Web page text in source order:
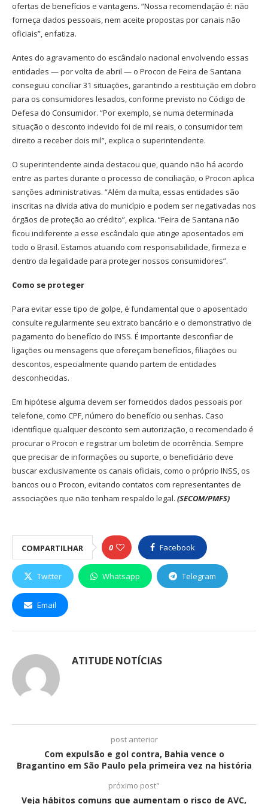
ofertas de benefícios e vantagens. “Nossa recomendação é: não
forneça dados pessoais, nem aceite propostas por canais não
oficiais”, enfatiza.
Antes do agravamento do escândalo nacional envolvendo essas
entidades — por volta de abril — o Procon de Feira de Santana
conseguiu conciliar 31 situações, garantindo a restituição em dobro
para os consumidores lesados, conforme previsto no Código de
Defesa do Consumidor. “Por exemplo, se numa determinada
situação o desconto indevido foi de mil reais, o consumidor tem
direito a receber dois mil”, explica o superintendente.
O superintendente ainda destacou que, quando não há acordo
entre as partes durante o processo de conciliação, o Procon aplica
sanções administrativas. “Além da multa, essas entidades são
inscritas na dívida ativa do município e podem ser negativadas nos
órgãos de proteção ao crédito”, explica. “Feira de Santana não
ficou indiferente a esse escândalo que atinge aposentados em
todo o Brasil. Estamos atuando com responsabilidade, firmeza e
dentro da legalidade para proteger nossos consumidores”.
Como se proteger
Para evitar esse tipo de golpe, é fundamental que o aposentado
consulte regularmente seu extrato bancário e o demonstrativo de
pagamento do benefício do INSS. É importante desconfiar de
ligações ou mensagens que ofereçam benefícios, filiações ou
descontos, especialmente quando partem de entidades
desconhecidas.
Em hipótese alguma devem ser fornecidos dados pessoais por
telefone, como CPF, número do benefício ou senhas. Caso
identifique qualquer desconto sem autorização, o recomendado é
procurar o Procon e registrar um boletim de ocorrência. Sempre
que precisar de informações ou suporte, o beneficiário deve
buscar exclusivamente os canais oficiais, como o próprio INSS, os
bancos ou o Procon, evitando contatos com representantes de
associações que não tenham respaldo legal. (SECOM/PMFS)
COMPARTILHAR 0 Facebook
Twitter Whatsapp Telegram
Email
ATITUDE NOTÍCIAS
post anterior
Com expulsão e gol contra, Bahia vence o
Bragantino em São Paulo pela primeira vez na história
próximo post"
Veja hábitos comuns que aumentam o risco de AVC,